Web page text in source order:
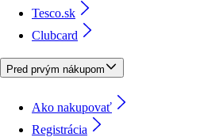
Tesco.sk
Clubcard
Pred prvým nákupom
Ako nakupovať
Registrácia